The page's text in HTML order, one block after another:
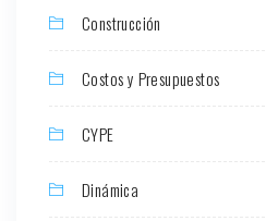
Construcción
Costos y Presupuestos
CYPE
Dinámica